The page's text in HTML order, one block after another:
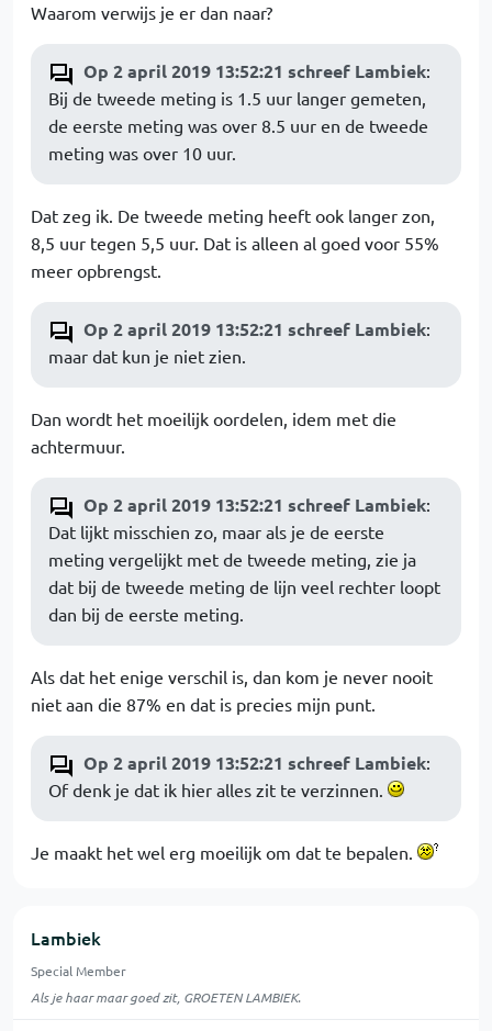
Waarom verwijs je er dan naar?
Op 2 april 2019 13:52:21 schreef Lambiek:
Bij de tweede meting is 1.5 uur langer gemeten,
de eerste meting was over 8.5 uur en de tweede
meting was over 10 uur.
Dat zeg ik. De tweede meting heeft ook langer zon,
8,5 uur tegen 5,5 uur. Dat is alleen al goed voor 55%
meer opbrengst.
Op 2 april 2019 13:52:21 schreef Lambiek:
maar dat kun je niet zien.
Dan wordt het moeilijk oordelen, idem met die
achtermuur.
Op 2 april 2019 13:52:21 schreef Lambiek:
Dat lijkt misschien zo, maar als je de eerste
meting vergelijkt met de tweede meting, zie ja
dat bij de tweede meting de lijn veel rechter loopt
dan bij de eerste meting.
Als dat het enige verschil is, dan kom je never nooit
niet aan die 87% en dat is precies mijn punt.
Op 2 april 2019 13:52:21 schreef Lambiek:
Of denk je dat ik hier alles zit te verzinnen.
Je maakt het wel erg moeilijk om dat te bepalen.
Lambiek
Special Member
Als je haar maar goed zit, GROETEN LAMBIEK.